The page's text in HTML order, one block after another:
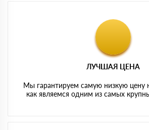
ЛУЧШАЯ ЦЕНА
Мы гарантируем самую низкую цену
как являемся одним из самых